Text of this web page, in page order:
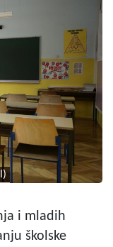
i mladih
školske